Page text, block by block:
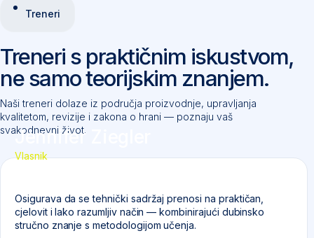
Treneri
Treneri s praktičnim iskustvom,
ne samo teorijskim znanjem.
Naši treneri dolaze iz područja proizvodnje, upravljanja
kvalitetom, revizije i zakona o hrani — poznaju vaš
svakodnevni život.
Jennifer Ziegler
Vlasnik
Osigurava da se tehnički sadržaj prenosi na praktičan,
cjelovit i lako razumljiv način — kombinirajući dubinsko
stručno znanje s metodologijom učenja.